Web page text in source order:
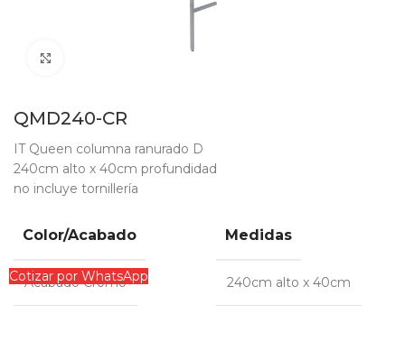
QMD240-CR
IT Queen columna ranurado D
240cm alto x 40cm profundidad
no incluye tornillería
Color/Acabado
Acabado Cromo
Medidas
240cm alto x 40cm
Cotizar por WhatsApp